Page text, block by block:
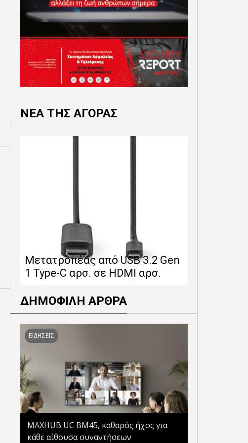
ΝΕΑ ΤΗΣ ΑΓΟΡΑΣ
Μετατροπέας από USB 3.2 Gen
1 Type-C αρσ. σε HDMI αρσ.
ΔΗΜΟΦΙΛΗ ΑΡΘΡΑ
ΕΙΔΗΣΕΙΣ
MAXHUB UC BM45, καθαρός ήχος για
κάθε αίθουσα συναντήσεων